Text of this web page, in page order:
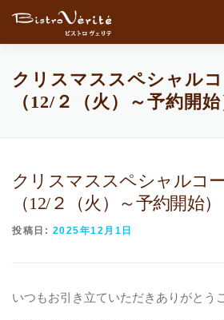
コンテンツへスキップ
クリスマススペシャル
（12/２（火）～予約開始
クリスマススペシャルコ
（12/２（火）～予約開始）
投稿日: 2025年12月1日
いつもお引き立ていただきありがとう